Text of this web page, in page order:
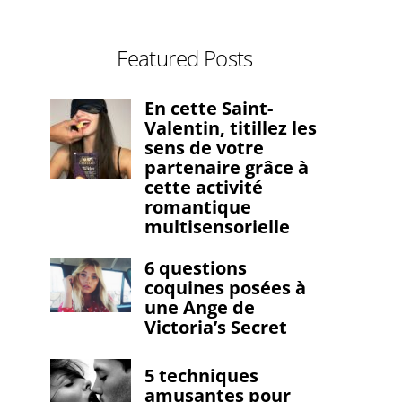
Featured Posts
En cette Saint-
Valentin, titillez les
sens de votre
partenaire grâce à
cette activité
romantique
multisensorielle
6 questions
coquines posées à
une Ange de
Victoria’s Secret
5 techniques
amusantes pour